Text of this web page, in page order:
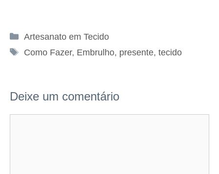
Categorias
Artesanato em Tecido
Tags
Como Fazer, Embrulho, presente, tecido
Deixe um comentário